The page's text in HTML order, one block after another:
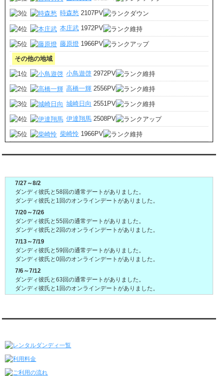
時森愁 2107PV
本庄武 1972PV
藤原燈 1966PV
その他の地域
小鳥遊啓 2972PV
高橋一輝 2556PV
城崎日向 2551PV
伊達翔馬 2508PV
柴崎怜 1966PV
7/27～8/2
ダンディ彼氏と58回の通常デートがありました。
ダンディ彼氏と1回のオンラインデートがありました。
7/20～7/26
ダンディ彼氏と55回の通常デートがありました。
ダンディ彼氏と2回のオンラインデートがありました。
7/13～7/19
ダンディ彼氏と59回の通常デートがありました。
ダンディ彼氏と0回のオンラインデートがありました。
7/6～7/12
ダンディ彼氏と63回の通常デートがありました。
ダンディ彼氏と1回のオンラインデートがありました。
ダンディ彼氏と4回のオンラインデートがありました。
ダンディ彼氏と1回のオンラインデートがありました。
6/15～6/21